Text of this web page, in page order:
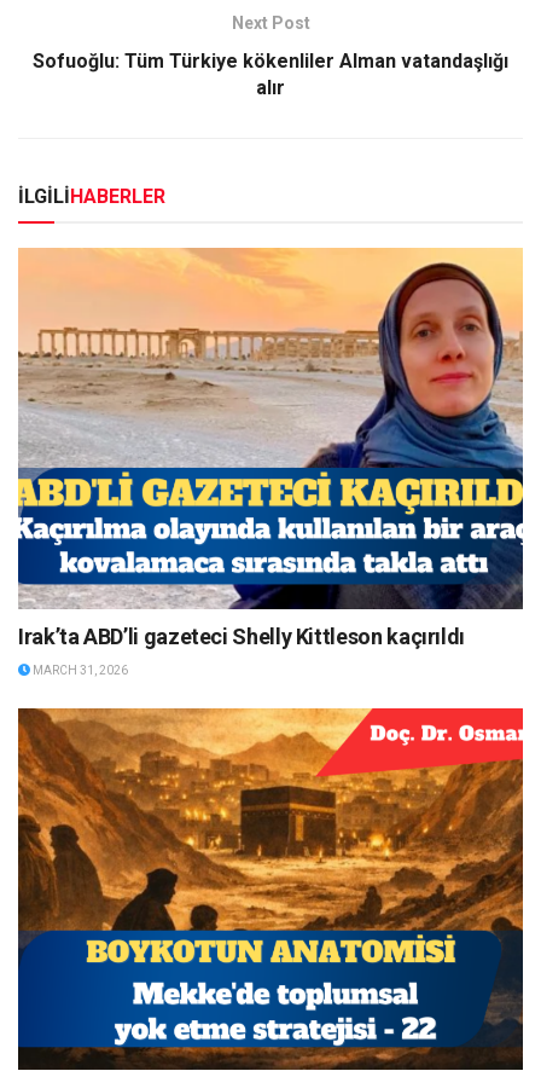
Next Post
Sofuoğlu: Tüm Türkiye kökenliler Alman vatandaşlığı
alır
İLGİLİ HABERLER
Irak’ta ABD’li gazeteci Shelly Kittleson kaçırıldı
MARCH 31, 2026